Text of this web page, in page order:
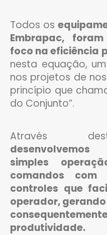
Todos os
Embrapac,
foco na eficiência
nesta equação,
nos projetos de
princípio que
do Conjunto”.
Através
simples
comandos com
controles que
operador,
produtividade.